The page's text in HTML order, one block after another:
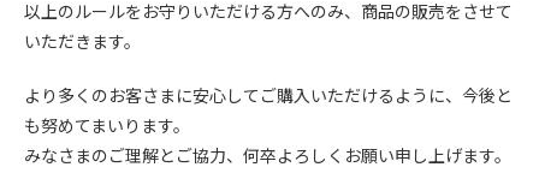
以上のルールをお守りいただける方へのみ、商品の販売をさせて
いただきます。
より多くのお客さまに安心してご購入いただけるように、今後と
も努めてまいります。
みなさまのご理解とご協力、何卒よろしくお願い申し上げます。